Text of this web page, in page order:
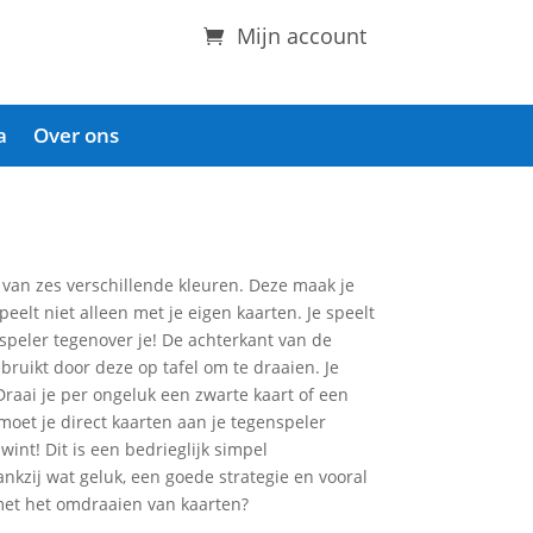
Mijn account
Over ons
zes verschillende kleuren. Deze maak je
niet alleen met je eigen kaarten. Je speelt
tegenover je! De achterkant van de
door deze op tafel om te draaien. Je
je per ongeluk een zwarte kaart of een
je direct kaarten aan je tegenspeler
Dit is een bedrieglijk simpel
wat geluk, een goede strategie en vooral
het omdraaien van kaarten?